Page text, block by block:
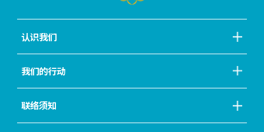
认识我们
我们的行动
联络须知